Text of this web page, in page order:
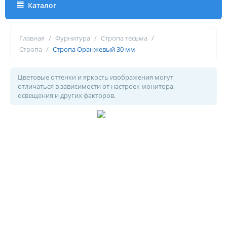
Каталог
Главная / Фурнитура / Стропа тесьма /
Стропа / Стропа Оранжевый 30 мм
Цветовые оттенки и яркость изображения могут
отличаться в зависимости от настроек монитора,
освещения и других факторов.